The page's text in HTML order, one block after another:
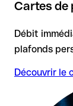
Cartes de
Débit
plafonds
Découvrir le